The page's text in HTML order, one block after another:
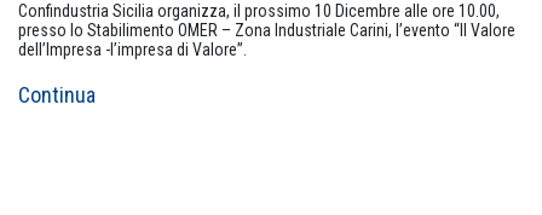
Confindustria Sicilia organizza, il prossimo 10 Dicembre alle ore 10.00,
presso lo Stabilimento OMER – Zona Industriale Carini, l’evento “Il Valore
dell’Impresa -l’impresa di Valore”.
Continua